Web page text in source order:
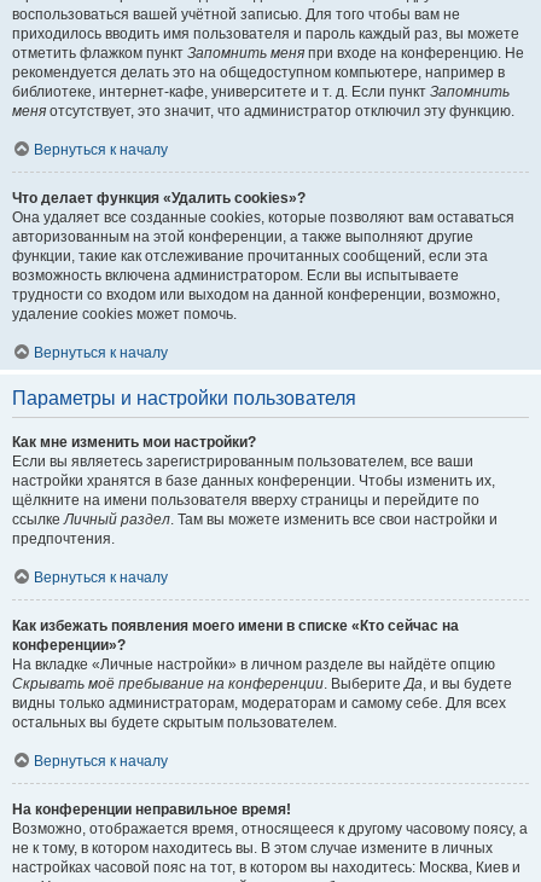
воспользоваться вашей учётной записью. Для того чтобы вам не
приходилось вводить имя пользователя и пароль каждый раз, вы можете
отметить флажком пункт Запомнить меня при входе на конференцию. Не
рекомендуется делать это на общедоступном компьютере, например в
библиотеке, интернет-кафе, университете и т. д. Если пункт Запомнить
меня отсутствует, это значит, что администратор отключил эту функцию.
Вернуться к началу
Что делает функция «Удалить cookies»?
Она удаляет все созданные cookies, которые позволяют вам оставаться
авторизованным на этой конференции, а также выполняют другие
функции, такие как отслеживание прочитанных сообщений, если эта
возможность включена администратором. Если вы испытываете
трудности со входом или выходом на данной конференции, возможно,
удаление cookies может помочь.
Вернуться к началу
Параметры и настройки пользователя
Как мне изменить мои настройки?
Если вы являетесь зарегистрированным пользователем, все ваши
настройки хранятся в базе данных конференции. Чтобы изменить их,
щёлкните на имени пользователя вверху страницы и перейдите по
ссылкеЛичный раздел. Там вы можете изменить все свои настройки и
предпочтения.
Вернуться к началу
Как избежать появления моего имени в списке «Кто сейчас на
конференции»?
На вкладке «Личные настройки» в личном разделе вы найдёте опцию
Скрывать моё пребывание на конференции. ВыберитеДа, и вы будете
видны только администраторам, модераторам и самому себе. Для всех
остальных вы будете скрытым пользователем.
Вернуться к началу
На конференции неправильное время!
Возможно, отображается время, относящееся к другому часовому поясу, а
не к тому, в котором находитесь вы. В этом случае измените в личных
настройках часовой пояс на тот, в котором вы находитесь: Москва, Киев и